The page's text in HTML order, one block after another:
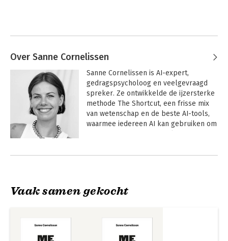
Over Sanne Cornelissen
Sanne Cornelissen is AI-expert,
gedragspsycholoog en veelgevraagd
spreker. Ze ontwikkelde de ijzersterke
methode The Shortcut, een frisse mix
van wetenschap en de beste AI-tools,
waarmee iedereen AI kan gebruiken om
beweging te krijgen, met praktische en
direct toepasbare oplossingen. Haar
enthousiast en gericht op
gedragsverandering.
Andere boeken door Sanne
Vaak samen gekocht